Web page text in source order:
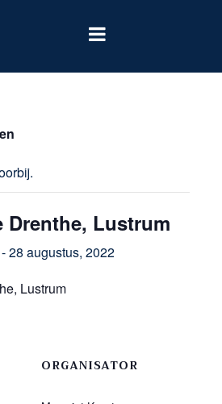
Drenthe, Lustrum
-28 augustus, 2022
Lustrum
ORGANISATOR